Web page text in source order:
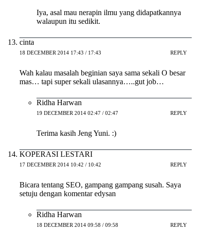
Iya, asal mau nerapin ilmu yang didapatkannya
walaupun itu sedikit.
cinta
18 DECEMBER 2014 17:43 / 17:43 REPLY
Wah kalau masalah beginian saya sama sekali O besar
mas… tapi super sekali ulasannya…..gut job…
Ridha Harwan
19 DECEMBER 2014 02:47 / 02:47 REPLY
Terima kasih Jeng Yuni. :)
KOPERASI LESTARI
17 DECEMBER 2014 10:42 / 10:42 REPLY
Bicara tentang SEO, gampang gampang susah. Saya
setuju dengan komentar edysan
Ridha Harwan
18 DECEMBER 2014 09:58 / 09:58 REPLY